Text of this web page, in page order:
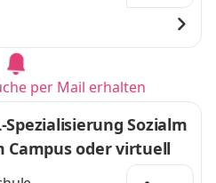
per Mail erhalten
Sozialm
Campus oder virtuell